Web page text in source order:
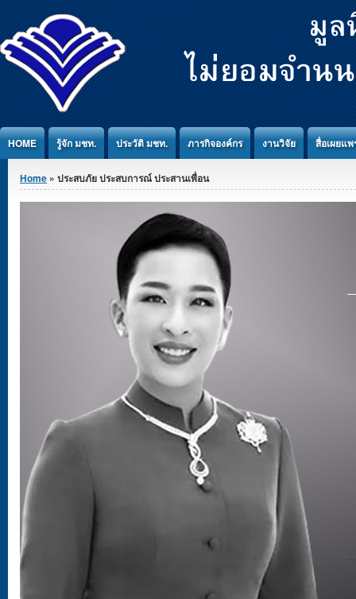
Jump to Content
HOME รู้จัก มชท. ประวัติ มชท. ภารกิจองค์กร งานวิจัย สื่อเผยแพ
You are here
Home » ประสบภัย ประสบการณ์ ประสานเพื่อน